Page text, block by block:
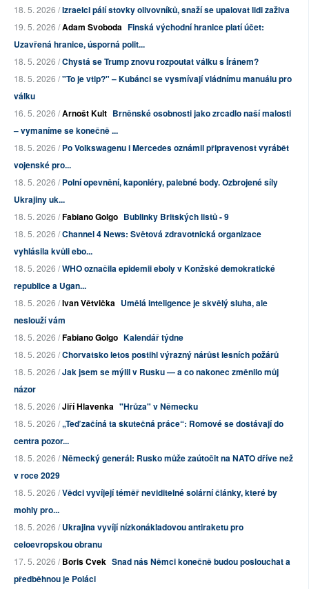
18. 5. 2026 /Izraelci pálí stovky olivovníků, snaží se upalovat lidi zaživa
19. 5. 2026 /Adam Svoboda Finská východní hranice platí účet:
Uzavřená hranice, úsporná polit...
18. 5. 2026 /Chystá se Trump znovu rozpoutat válku s Íránem?
18. 5. 2026 /"To je vtip?" – Kubánci se vysmívají vládnímu manuálu pro
válku
16. 5. 2026 /Arnošt Kult Brněnské osobnosti jako zrcadlo naší malosti
– vymaníme se konečně ...
18. 5. 2026 /Po Volkswagenu i Mercedes oznámil připravenost vyrábět
vojenské pro...
18. 5. 2026 /Polní opevnění, kaponiéry, palebné body. Ozbrojené síly
Ukrajiny uk...
18. 5. 2026 /Fabiano Golgo Bublinky Britských listů - 9
18. 5. 2026 /Channel 4 News: Světová zdravotnická organizace
vyhlásila kvůli ebo...
18. 5. 2026 /WHO označila epidemii eboly v Konžské demokratické
republice a Ugan...
18. 5. 2026 /Ivan Větvička Umělá inteligence je skvělý sluha, ale
neslouží vám
18. 5. 2026 /Fabiano Golgo Kalendář týdne
18. 5. 2026 /Chorvatsko letos postihl výrazný nárůst lesních požárů
18. 5. 2026 /Jak jsem se mýlil v Rusku — a co nakonec změnilo můj
názor
18. 5. 2026 /Jiří Hlavenka "Hrůza" v Německu
18. 5. 2026 /„Teď začíná ta skutečná práce“: Romové se dostávají do
centra pozor...
18. 5. 2026 /Německý generál: Rusko může zaútočit na NATO dříve než
v roce 2029
18. 5. 2026 /Vědci vyvíjejí téměř neviditelné solární články, které by
mohly pro...
18. 5. 2026 /Ukrajina vyvíjí nízkonákladovou antiraketu pro
celoevropskou obranu
17. 5. 2026 /Boris Cvek Snad nás Němci konečně budou poslouchat a
předběhnou je Poláci